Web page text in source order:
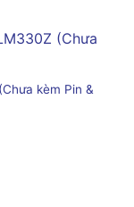
kèm Pin &